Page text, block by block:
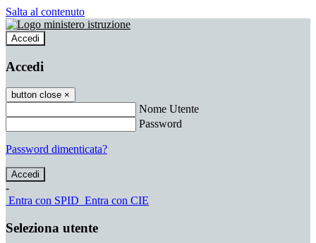
Salta al contenuto
Accedi
Accedi
button close ×
Nome Utente
Password
Password dimenticata?
-
Entra con SPID Entra con CIE
Seleziona utente